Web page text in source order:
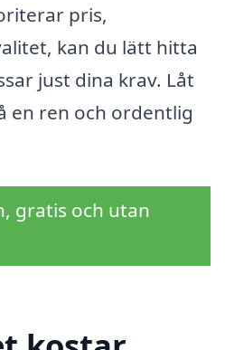
pris,
kan du lätt hitta
just dina krav. Låt
en ren och ordentlig
gratis och utan